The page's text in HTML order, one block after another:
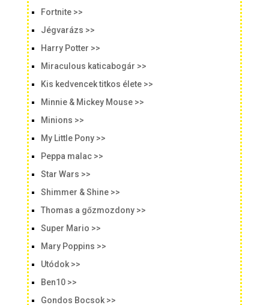
Fortnite >>
Jégvarázs >>
Harry Potter >>
Miraculous katicabogár >>
Kis kedvencek titkos élete >>
Minnie & Mickey Mouse >>
Minions >>
My Little Pony >>
Peppa malac >>
Star Wars >>
Shimmer & Shine >>
Thomas a gőzmozdony >>
Super Mario >>
Mary Poppins >>
Utódok >>
Ben10 >>
Gondos Bocsok >>